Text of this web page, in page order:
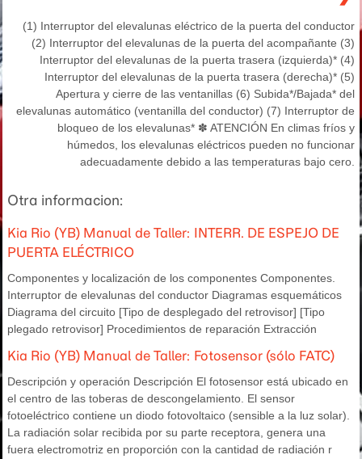
(1) Interruptor del elevalunas eléctrico de la puerta del conductor
(2) Interruptor del elevalunas de la puerta del acompañante (3)
Interruptor del elevalunas de la puerta trasera (izquierda)* (4)
Interruptor del elevalunas de la puerta trasera (derecha)* (5)
Apertura y cierre de las ventanillas (6) Subida*/Bajada* del
elevalunas automático (ventanilla del conductor) (7) Interruptor de
bloqueo de los elevalunas* ✽ ATENCIÓN En climas fríos y
húmedos, los elevalunas eléctricos pueden no funcionar
adecuadamente debido a las temperaturas bajo cero.
Otra informacion:
Kia Rio (YB) Manual de Taller: INTERR. DE ESPEJO DE
PUERTA ELÉCTRICO
Componentes y localización de los componentes Componentes.
Interruptor de elevalunas del conductor Diagramas esquemáticos
Diagrama del circuito [Tipo de desplegado del retrovisor] [Tipo
plegado retrovisor] Procedimientos de reparación Extracción
Kia Rio (YB) Manual de Taller: Fotosensor (sólo FATC)
Descripción y operación Descripción El fotosensor está ubicado en
el centro de las toberas de descongelamiento. El sensor
fotoeléctrico contiene un diodo fotovoltaico (sensible a la luz solar).
La radiación solar recibida por su parte receptora, genera una
fuera electromotriz en proporción con la cantidad de radiación r